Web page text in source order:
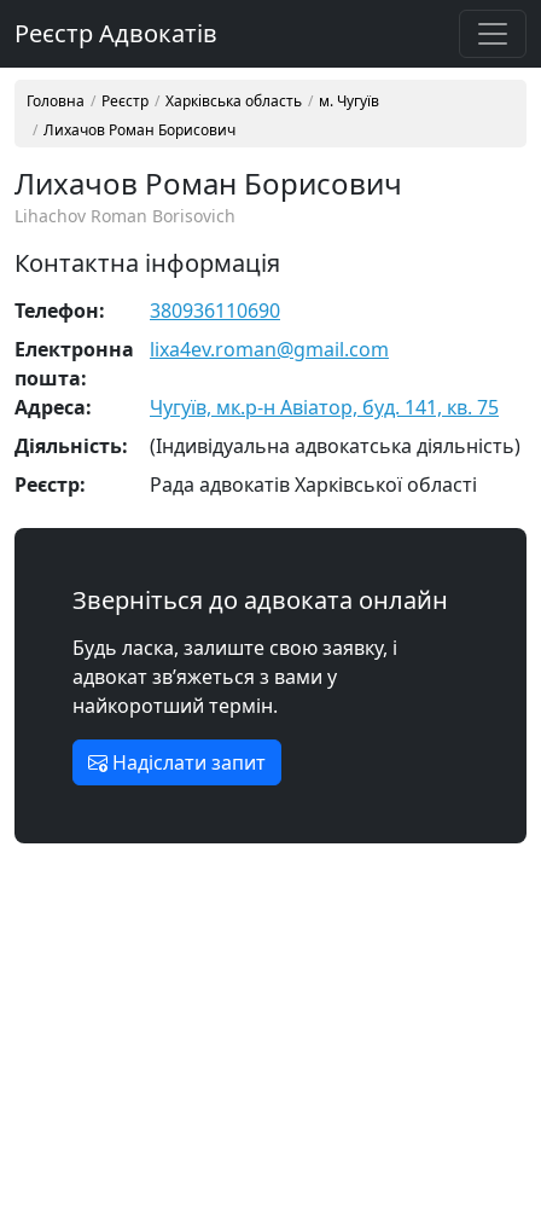
Реєстр Адвокатів
Головна Реєстр Харківська область
м. Чугуїв
Лихачов Роман Борисович
Лихачов Роман Борисович
Lihachov Roman Borisovich
Контактна інформація
Телефон:
380936110690
Електронна
пошта:
lixa4ev.roman@gmail.com
Адреса:
Чугуїв, мк.р-н Авіатор, буд. 141, кв. 75
Діяльність:
(Індивідуальна адвокатська діяльність)
Реєстр:
Рада адвокатів Харківської області
Зверніться до адвоката онлайн
Будь ласка, залиште свою заявку, і
адвокат зв’яжеться з вами у
найкоротший термін.
Надіслати запит